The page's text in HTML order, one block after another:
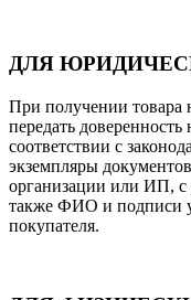
ДЛЯ
При получении
передать
соответствии с
экземпляры
организации или ИП, с
также ФИО и подписи
покупателя.